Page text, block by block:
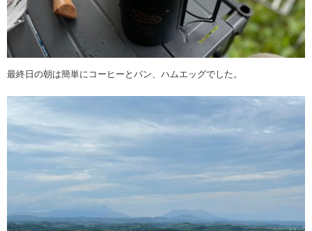
最終日の朝は簡単にコーヒーとパン、ハムエッグでした。